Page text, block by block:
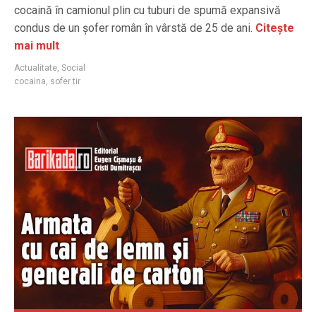
cocaină în camionul plin cu tuburi de spumă expansivă
condus de un şofer român în vârstă de 25 de ani. Citește
mai mult
Actualitate, Social
cocaina, sofer tir